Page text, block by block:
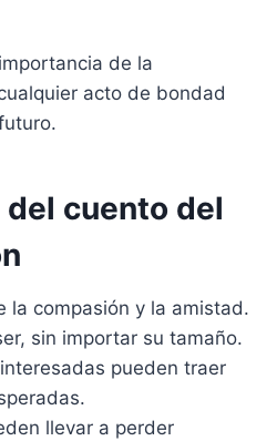
de la
acto de bondad
cuento del
la compasión y la amistad.
sin importar su tamaño.
pueden traer
llevar a perder